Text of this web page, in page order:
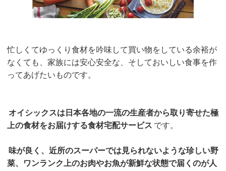
忙しくてゆっくり食材を吟味して買い物をしている余裕が
なくても、家族には安心安全な、そしておいしい食事を作
ってあげたいものです。
オイシックスは日本各地の一流の生産者から取り寄せた極
上の食材をお届けする食材宅配サービス です。
味が良く、近所のスーパーでは見られないような珍しい野
菜、ワンランク上のお肉やお魚が新鮮な状態で届くのが人